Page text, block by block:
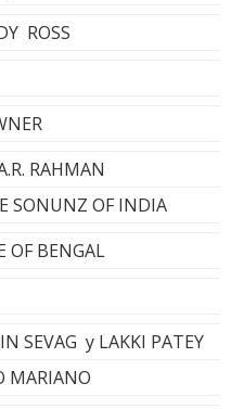
ROSS
RAHMAN
SONUNZ OF INDIA
BENGAL
SEVAG y LAKKI PATEY
MARIANO